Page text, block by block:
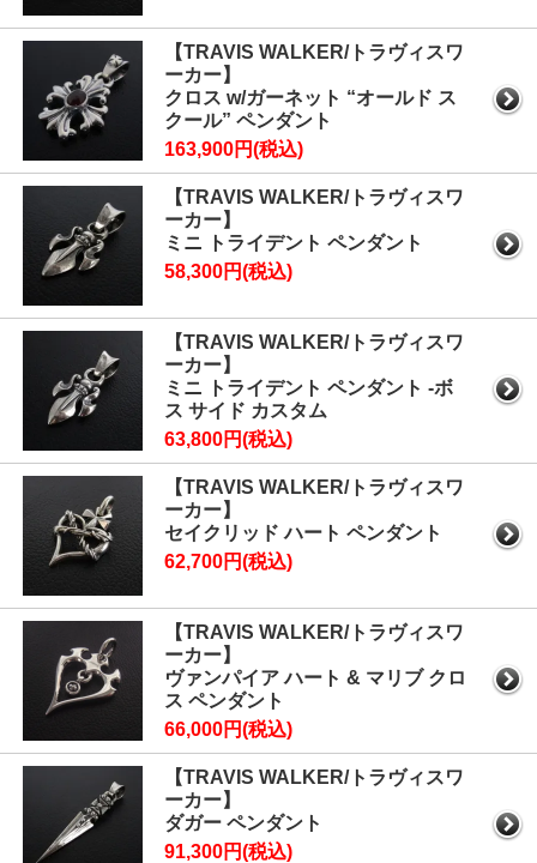
【TRAVIS WALKER/トラヴィスワ
ーカー】
クロス w/ガーネット “オールド ス
クール” ペンダント
163,900円(税込)
【TRAVIS WALKER/トラヴィスワ
ーカー】
ミニ トライデント ペンダント
58,300円(税込)
【TRAVIS WALKER/トラヴィスワ
ーカー】
ミニ トライデント ペンダント -ボ
ス サイド カスタム
63,800円(税込)
【TRAVIS WALKER/トラヴィスワ
ーカー】
セイクリッド ハート ペンダント
62,700円(税込)
【TRAVIS WALKER/トラヴィスワ
ーカー】
ヴァンパイア ハート & マリブ クロ
ス ペンダント
66,000円(税込)
【TRAVIS WALKER/トラヴィスワ
ーカー】
ダガー ペンダント
91,300円(税込)